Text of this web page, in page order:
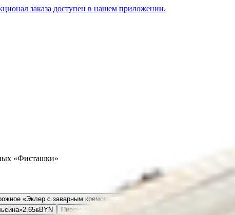
заказа доступен в нашем приложении.
«Фисташки»
«Эклер с заварным кремом» 2.65
2.65BYNBYN Пирожное «Прага»